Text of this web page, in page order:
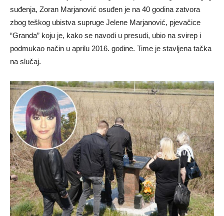
suđenja, Zoran Marjanović osuđen je na 40 godina zatvora
zbog teškog ubistva supruge Jelene Marjanović, pjevačice
“Granda” koju je, kako se navodi u presudi, ubio na svirep i
podmukao način u aprilu 2016. godine. Time je stavljena tačka
na slučaj.